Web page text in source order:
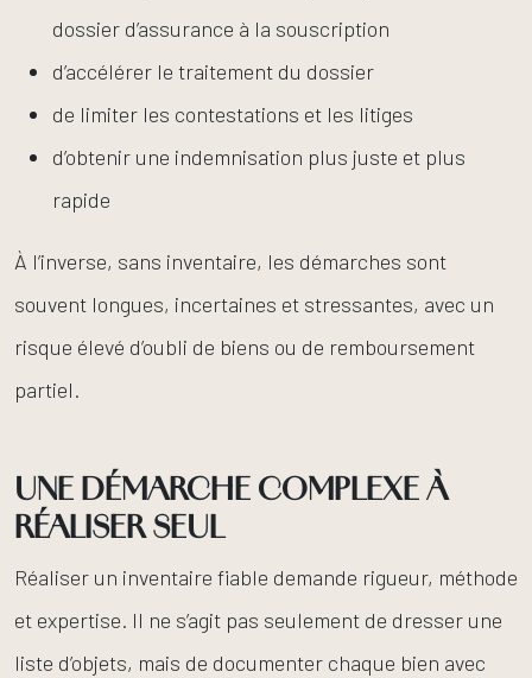
dossier d’assurance à la souscription
d’accélérer le traitement du dossier
de limiter les contestations et les litiges
d’obtenir une indemnisation plus juste et plus
rapide
À l’inverse, sans inventaire, les démarches sont
souvent longues, incertaines et stressantes, avec un
risque élevé d’oubli de biens ou de remboursement
partiel.
UNE DÉMARCHE COMPLEXE À
RÉALISER SEUL
Réaliser un inventaire fiable demande rigueur, méthode
et expertise. Il ne s’agit pas seulement de dresser une
liste d’objets, mais de documenter chaque bien avec